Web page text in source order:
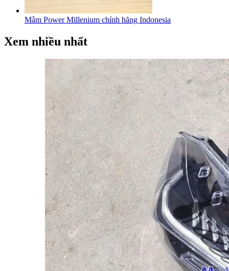
Mâm Power Millenium chính hãng Indonesia
Xem nhiều nhất